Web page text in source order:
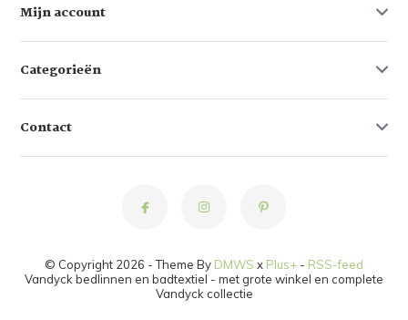
Mijn account
Categorieën
Contact
© Copyright 2026 - Theme By DMWS x Plus+ - RSS-feed
Vandyck bedlinnen en badtextiel - met grote winkel en complete
Vandyck collectie